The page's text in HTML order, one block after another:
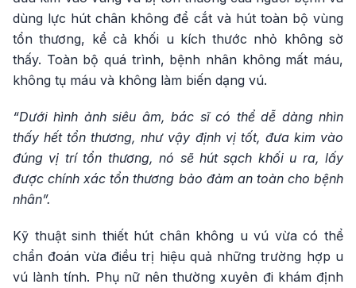
dùng lực hút chân không để cắt và hút toàn bộ vùng
tổn thương, kể cả khối u kích thước nhỏ không sờ
thấy. Toàn bộ quá trình, bệnh nhân không mất máu,
không tụ máu và không làm biến dạng vú.
“Dưới hình ảnh siêu âm, bác sĩ có thể dễ dàng nhìn
thấy hết tổn thương, như vậy định vị tốt, đưa kim vào
đúng vị trí tổn thương, nó sẽ hút sạch khối u ra, lấy
được chính xác tổn thương bảo đảm an toàn cho bệnh
nhân”.
Kỹ thuật sinh thiết hút chân không u vú vừa có thể
chẩn đoán vừa điều trị hiệu quả những trường hợp u
vú lành tính. Phụ nữ nên thường xuyên đi khám định